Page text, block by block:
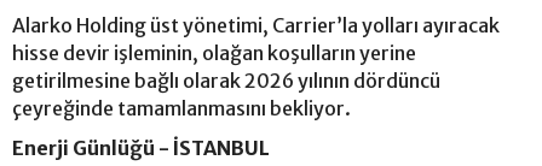
Alarko Holding üst yönetimi, Carrier’la yolları ayıracak
hisse devir işleminin, olağan koşulların yerine
getirilmesine bağlı olarak 2026 yılının dördüncü
çeyreğinde tamamlanmasını bekliyor.
Enerji Günlüğü - İSTANBUL